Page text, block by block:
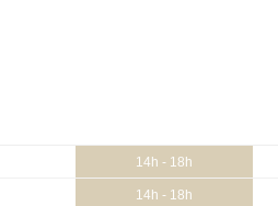
14h - 18h
14h - 18h